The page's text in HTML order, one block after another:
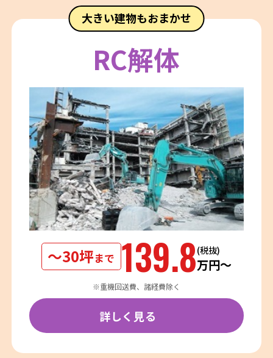
大きい建物もおまかせ
RC解体
〜30坪まで 139.8(税抜)
万円〜
※重機回送費、諸経費除く
詳しく見る